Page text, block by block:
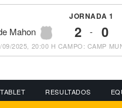
JORNADA 1
Mahon 2 - 0
09/2025, 20:00 H CAMPO: CAMP
RESULTADOS